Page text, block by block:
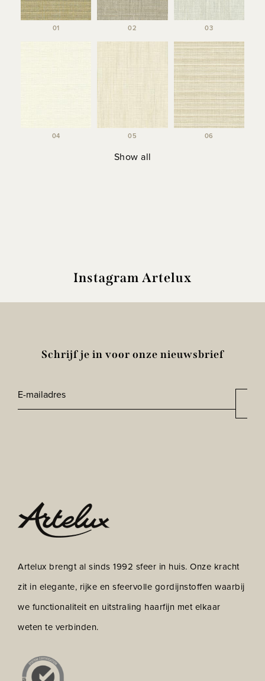
01 02 03
04 05 06
Show all
Instagram Artelux
Schrijf je in voor onze nieuwsbrief
E-
mailadres*
Artelux brengt al sinds 1992 sfeer in huis. Onze kracht
zit in elegante, rijke en sfeervolle gordijnstoffen waarbij
we functionaliteit en uitstraling haarfijn met elkaar
weten te verbinden.